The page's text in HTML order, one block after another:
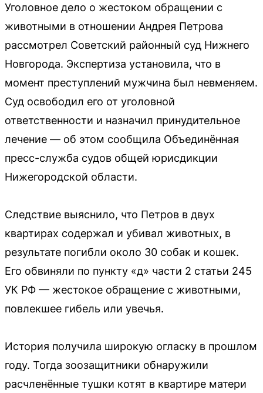
Уголовное дело о жестоком обращении с
животными в отношении Андрея Петрова
рассмотрел Советский районный суд Нижнего
Новгорода. Экспертиза установила, что в
момент преступлений мужчина был невменяем.
Суд освободил его от уголовной
ответственности и назначил принудительное
лечение — об этом сообщила Объединённая
пресс-служба судов общей юрисдикции
Нижегородской области.
Следствие выяснило, что Петров в двух
квартирах содержал и убивал животных, в
результате погибли около 30 собак и кошек.
Его обвиняли по пункту «д» части 2 статьи 245
УК РФ — жестокое обращение с животными,
повлекшее гибель или увечья.
История получила широкую огласку в прошлом
году. Тогда зоозащитники обнаружили
расчленённые тушки котят в квартире матери